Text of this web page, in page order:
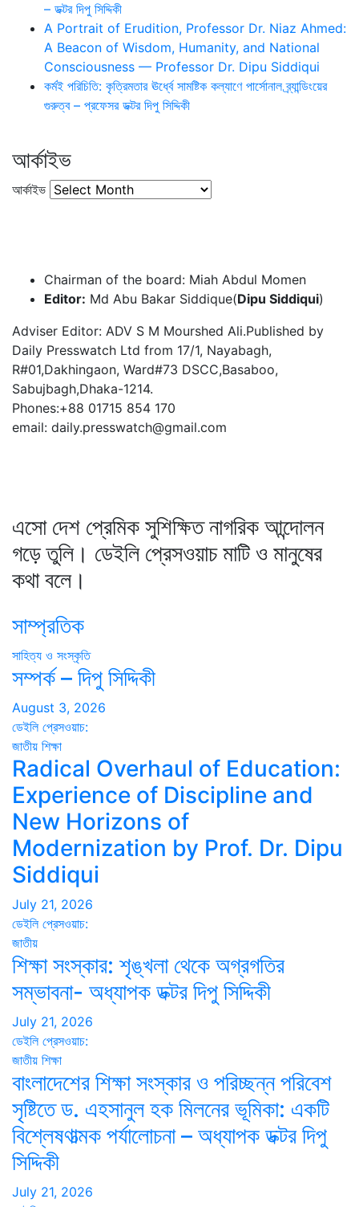
– ডক্টর দিপু সিদ্দিকী
A Portrait of Erudition, Professor Dr. Niaz Ahmed:
A Beacon of Wisdom, Humanity, and National
Consciousness — Professor Dr. Dipu Siddiqui
কর্মই পরিচিতি: কৃত্রিমতার ঊর্ধ্বে সামষ্টিক কল্যাণে পার্সোনাল ব্র্যান্ডিংয়ের
গুরুত্ব – প্রফেসর ডক্টর দিপু সিদ্দিকী
আর্কাইভ
আর্কাইভ
Chairman of the board: Miah Abdul Momen
Editor: Md Abu Bakar Siddique(Dipu Siddiqui)
Adviser Editor: ADV S M Mourshed Ali.Published by
Daily Presswatch Ltd from 17/1, Nayabagh,
R#01,Dakhingaon, Ward#73 DSCC,Basaboo,
Sabujbagh,Dhaka-1214.
Phones:+88 01715 854 170
email: daily.presswatch@gmail.com
এসো দেশ প্রেমিক সুশিক্ষিত নাগরিক আন্দোলন
গড়ে তুলি। ডেইলি প্রেসওয়াচ মাটি ও মানুষের
কথা বলে।
সাম্প্রতিক
সাহিত্য ও সংস্কৃতি
সম্পর্ক – দিপু সিদ্দিকী
August 3, 2026
ডেইলি প্রেসওয়াচ:
জাতীয় শিক্ষা
Radical Overhaul of Education:
Experience of Discipline and
New Horizons of
Modernization by Prof. Dr. Dipu
Siddiqui
July 21, 2026
ডেইলি প্রেসওয়াচ:
জাতীয়
শিক্ষা সংস্কার: শৃঙ্খলা থেকে অগ্রগতির
সম্ভাবনা- অধ্যাপক ডক্টর দিপু সিদ্দিকী
July 21, 2026
ডেইলি প্রেসওয়াচ:
জাতীয় শিক্ষা
বাংলাদেশের শিক্ষা সংস্কার ও পরিচ্ছন্ন পরিবেশ
সৃষ্টিতে ড. এহসানুল হক মিলনের ভূমিকা: একটি
বিশ্লেষণাত্মক পর্যালোচনা – অধ্যাপক ডক্টর দিপু
সিদ্দিকী
July 21, 2026